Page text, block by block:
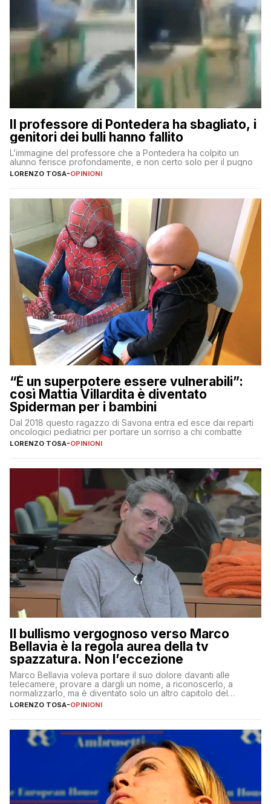
Il professore di Pontedera ha sbagliato, i
genitori dei bulli hanno fallito
L’immagine del professore che a Pontedera ha colpito un
alunno ferisce profondamente, e non certo solo per il pugno
LORENZO TOSA-OPINIONI
“È un superpotere essere vulnerabili”:
così Mattia Villardita è diventato
Spiderman per i bambini
Dal 2018 questo ragazzo di Savona entra ed esce dai reparti
oncologici pediatrici per portare un sorriso a chi combatte
LORENZO TOSA-OPINIONI
Il bullismo vergognoso verso Marco
Bellavia è la regola aurea della tv
spazzatura. Non l’eccezione
Marco Bellavia voleva portare il suo dolore davanti alle
telecamere, provare a dargli un nome, a riconoscerlo, a
normalizzarlo, ma è diventato solo un altro capitolo del
copione
LORENZO TOSA-OPINIONI